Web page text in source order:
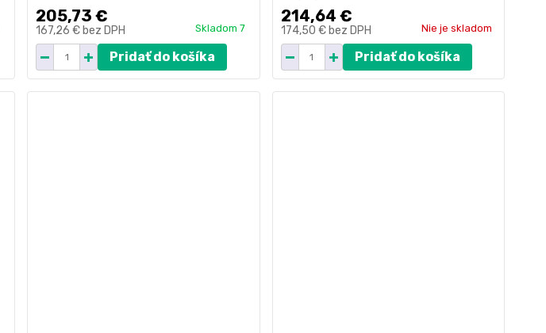
205,73 €
167,26 € bez DPH Skladom 7
Pridať do košíka
214,64 €
174,50 € bez DPH Nie je skladom
Pridať do košíka